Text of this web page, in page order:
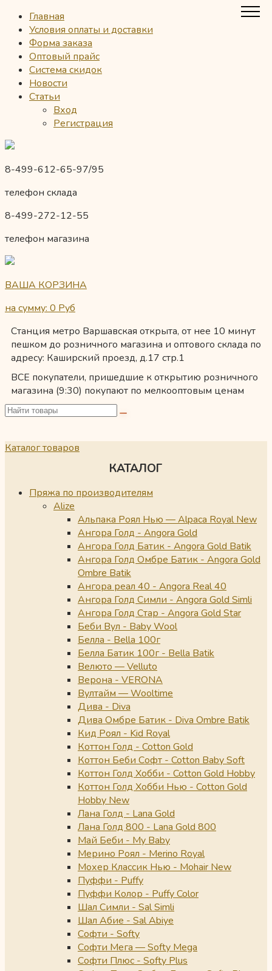
Главная
Условия оплаты и доставки
Форма заказа
Оптовый прайс
Система скидок
Новости
Статьи
Вход
Регистрация
8-499-612-65-97/95
телефон склада
8-499-272-12-55
телефон магазина
ВАША КОРЗИНА
на сумму: 0 Руб
Станция метро Варшавская открыта, от нее 10 минут
пешком до розничного магазина и оптового склада по
адресу: Каширский проезд, д.17 стр.1
ВСЕ покупатели, пришедшие к открытию розничного
магазина (9:30) покупают по мелкооптовым ценам
Каталог товаров
КАТАЛОГ
Пряжа по производителям
Alize
Альпака Роял Нью — Alpaca Royal New
Ангора Голд - Angora Gold
Ангора Голд Батик - Angora Gold Batik
Ангора Голд Омбре Батик - Angora Gold
Ombre Batik
Ангора реал 40 - Angora Real 40
Ангора Голд Симли - Angora Gold Simli
Ангора Голд Стар - Angora Gold Star
Беби Вул - Baby Wool
Белла - Bella 100г
Белла Батик 100г - Bella Batik
Велюто — Velluto
Верона - VERONA
Вултайм — Wooltime
Дива - Diva
Дива Омбре Батик - Diva Ombre Batik
Кид Роял - Kid Royal
Коттон Голд - Cotton Gold
Коттон Беби Софт - Cotton Baby Soft
Коттон Голд Хобби - Cotton Gold Hobby
Коттон Голд Хобби Нью - Cotton Gold
Hobby New
Лана Голд - Lana Gold
Лана Голд 800 - Lana Gold 800
Май Беби - My Baby
Мерино Роял - Merino Royal
Мохер Классик Нью - Mohair New
Пуффи - Puffy
Пуффи Колор - Puffy Color
Шал Симли - Sal Simli
Шал Абие - Sal Abiye
Софти - Softy
Софти Мега — Softy Mega
Софти Плюс - Softy Plus